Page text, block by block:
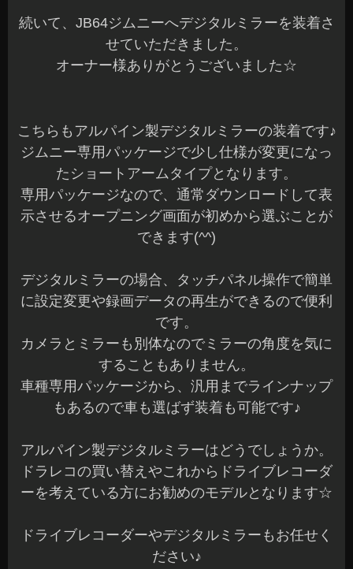
続いて、JB64ジムニーへデジタルミラーを装着さ
せていただきました。
オーナー様ありがとうございました☆
こちらもアルパイン製デジタルミラーの装着です♪
ジムニー専用パッケージで少し仕様が変更になっ
たショートアームタイプとなります。
専用パッケージなので、通常ダウンロードして表
示させるオープニング画面が初めから選ぶことが
できます(^^)
デジタルミラーの場合、タッチパネル操作で簡単
に設定変更や録画データの再生ができるので便利
です。
カメラとミラーも別体なのでミラーの角度を気に
することもありません。
車種専用パッケージから、汎用までラインナップ
もあるので車も選ばず装着も可能です♪
アルパイン製デジタルミラーはどうでしょうか。
ドラレコの買い替えやこれからドライブレコーダ
ーを考えている方にお勧めのモデルとなります☆
ドライブレコーダーやデジタルミラーもお任せく
ださい♪